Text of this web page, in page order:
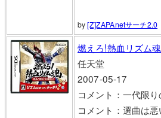
by[Z]ZAPAnetサーチ2.0
燃えろ!熱血リズム
任天堂
2007-05-17
コメント：一代限
コメント：選曲は